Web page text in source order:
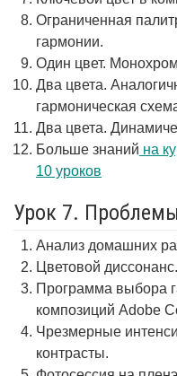
Ограниченная
гармонии.
Один цвет.
Два цвета.
гармоническая
Два цвета.
Больше знаний на
10 уроков
Урок 7.
Анализ домашних
Цветовой
Программа выбора
композиций Adobe
Чрезмерные
контрасты.